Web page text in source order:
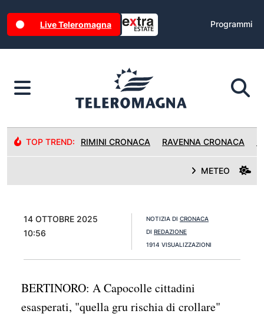
Live Teleromagna Programmi
TOP TREND: RIMINI CRONACA RAVENNA CRONACA
METEO
14 OTTOBRE 2025
10:56
NOTIZIA DI CRONACA
DI REDAZIONE
1914 VISUALIZZAZIONI
BERTINORO: A Capocolle cittadini
esasperati, "quella gru rischia di crollare"